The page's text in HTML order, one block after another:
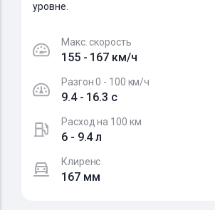
уровне.
Макс. скорость
155 - 167 км/ч
Разгон 0 - 100 км/ч
9.4 - 16.3 c
Расход на 100 км
6 - 9.4 л
Клиренс
167 мм